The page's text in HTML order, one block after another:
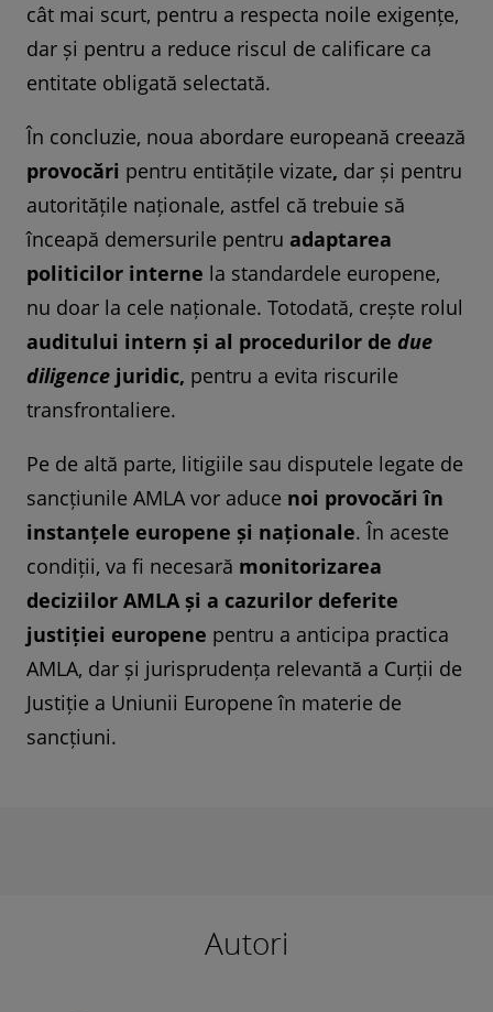
cât mai scurt, pentru a respecta noile exigențe,
dar și pentru a reduce riscul de calificare ca
entitate obligată selectată.
În concluzie, noua abordare europeană creează
provocări pentru entitățile vizate, dar și pentru
autoritățile naționale, astfel că trebuie să
înceapă demersurile pentru adaptarea
politicilor interne la standardele europene,
nu doar la cele naționale. Totodată, crește rolul
auditului intern și al procedurilor de due
diligence juridic, pentru a evita riscurile
transfrontaliere.
Pe de altă parte, litigiile sau disputele legate de
sancțiunile AMLA vor aduce noi provocări în
instanțele europene și naționale. În aceste
condiții, va fi necesară monitorizarea
deciziilor AMLA și a cazurilor deferite
justiției europene pentru a anticipa practica
AMLA, dar și jurisprudența relevantă a Curții de
Justiție a Uniunii Europene în materie de
sancțiuni.
Autori